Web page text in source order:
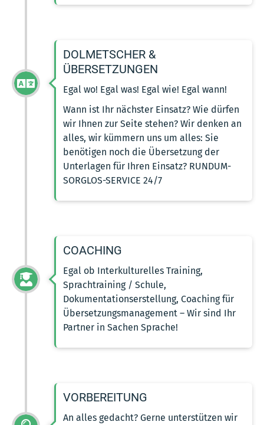
DOLMETSCHER &
ÜBERSETZUNGEN
Egal wo! Egal was! Egal wie! Egal wann!
Wann ist Ihr nächster Einsatz? Wie dürfen
wir Ihnen zur Seite stehen? Wir denken an
alles, wir kümmern uns um alles: Sie
benötigen noch die Übersetzung der
Unterlagen für Ihren Einsatz? RUNDUM-
SORGLOS-SERVICE 24/7
COACHING
Egal ob Interkulturelles Training,
Sprachtraining / Schule,
Dokumentationserstellung, Coaching für
Übersetzungsmanagement – Wir sind Ihr
Partner in Sachen Sprache!
VORBEREITUNG
An alles gedacht? Gerne unterstützen wir